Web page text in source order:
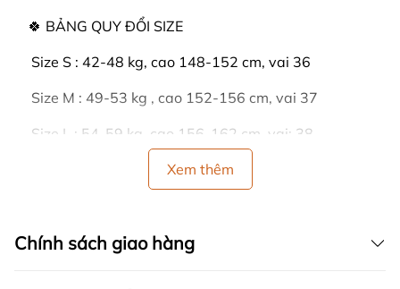
🍀 BẢNG QUY ĐỔI SIZE
️ Size S : 42-48 kg, cao 148-152 cm, vai 36
️ Size M : 49-53 kg , cao 152-156 cm, vai 37
️ Size L : 54-59 kg, cao 156-162 cm, vai: 38
️ Size XL : 60-66 kg, cao 162-166 cm, vai: 39
- GIẶT BẰNG TAY: Lộn bề trái sản phẩm lại, rồi
Xem thêm
Chính sách giao hàng